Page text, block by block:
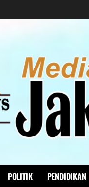
POLITIK PENDIDIKAN